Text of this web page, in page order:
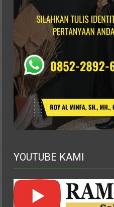
Lampung,
Badung,
Mataram,
Lombok,
Temanggung,
Sragen,
Karanganyar,
Malang,
Kediri,
Madiun,
Cilacap,
Wonosobo,
Cirebon,
YOUTUBE KAMI